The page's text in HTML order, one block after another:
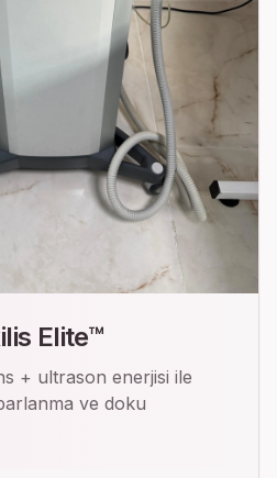
Elite™
+ ultrason enerjisi ile
ve doku